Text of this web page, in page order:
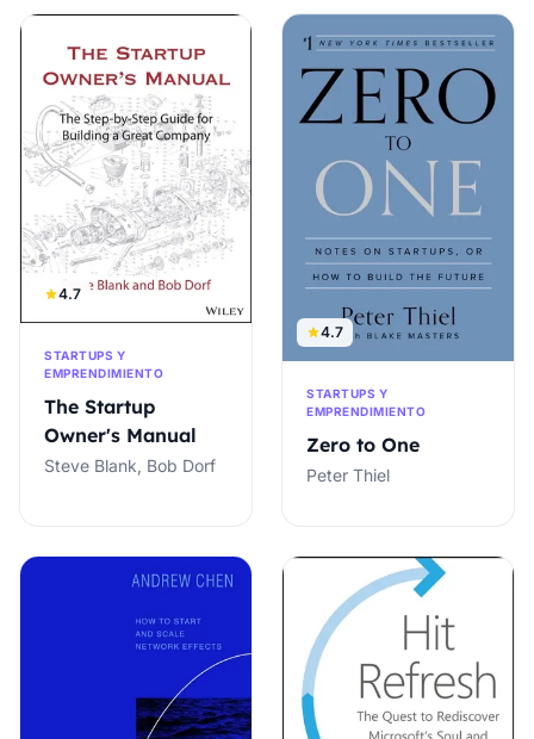
4.7
STARTUPS Y
EMPRENDIMIENTO
The Startup
Owner's Manual
Steve Blank, Bob Dorf
4.7
STARTUPS Y
EMPRENDIMIENTO
Zero to One
Peter Thiel